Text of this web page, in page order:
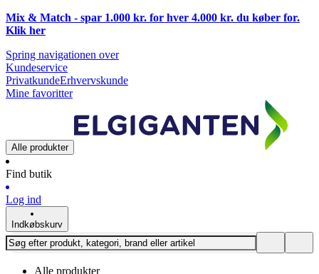
Mix & Match - spar 1.000 kr. for hver 4.000 kr. du køber for.
Klik her
Spring navigationen over
Kundeservice
PrivatkundeErhvervskunde
Mine favoritter
Alle produkter
Find butik
Log ind
Indkøbskurv
Alle produkter